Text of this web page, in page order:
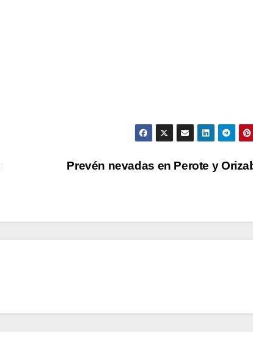
Prevén nevadas en Perote y